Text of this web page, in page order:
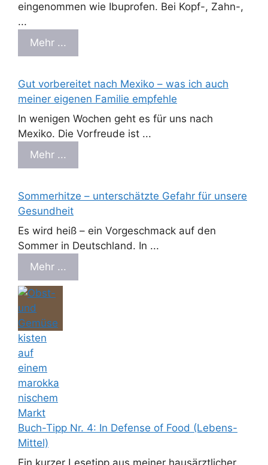
eingenommen wie Ibuprofen. Bei Kopf-, Zahn-,
...
Mehr ...
Gut vorbereitet nach Mexiko – was ich auch
meiner eigenen Familie empfehle
In wenigen Wochen geht es für uns nach
Mexiko. Die Vorfreude ist ...
Mehr ...
Sommerhitze – unterschätzte Gefahr für unsere
Gesundheit
Es wird heiß – ein Vorgeschmack auf den
Sommer in Deutschland. In ...
Mehr ...
Buch-Tipp Nr. 4: In Defense of Food (Lebens-
Mittel)